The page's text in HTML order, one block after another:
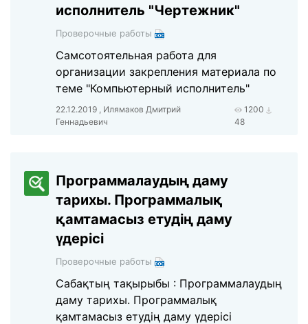
исполнитель "Чертежник"
Проверочные работы
Самсотоятельная работа для
организации закрепления материала по
теме "Компьютерный исполнитель"
22.12.2019 , Илямаков Дмитрий
Геннадьевич
1200
48
Программалаудың даму
тарихы. Программалық
қамтамасыз етудің даму
үдерісі
Проверочные работы
Сабақтың тақырыбы : Программалаудың
даму тарихы. Программалық
қамтамасыз етудің даму үдерісі